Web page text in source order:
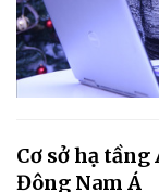
Cơ sở hạ
Đông Nam Á